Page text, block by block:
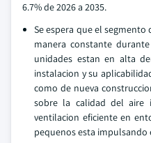
6.7% de 2026 a 2035.
Se espera que el segmento
manera constante
unidades estan en alta
instalacion y su
como de nueva
sobre la calidad del aire
ventilacion eficiente en
pequenos esta impulsando